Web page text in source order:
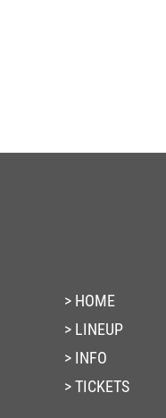
HOME
LINEUP
INFO
TICKETS